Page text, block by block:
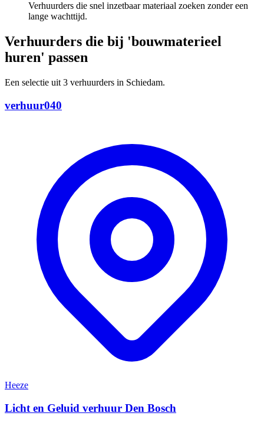
Verhuurders die snel inzetbaar materiaal zoeken zonder een
lange wachttijd.
Verhuurders die bij 'bouwmaterieel
huren' passen
Een selectie uit 3 verhuurders in Schiedam.
verhuur040
Heeze
Licht en Geluid verhuur Den Bosch